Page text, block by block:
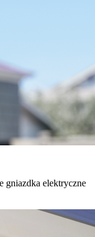
gniazdka elektryczne